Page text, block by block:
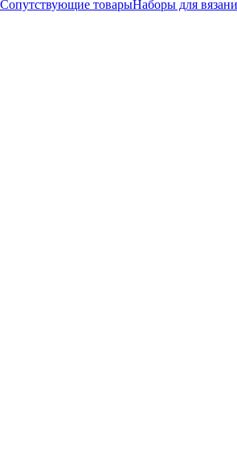
Сопутствующие товарыНаборы для